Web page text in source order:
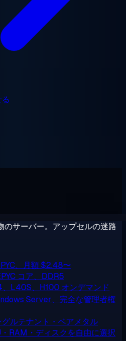
サーバー。アップセルの迷路
、月額 $2.48〜
コア、DDR5
L40S、H100 オンデマンド
Server、完全な管理者権
グルテナント・ベアメタル
RAM・ディスクを自由に選択